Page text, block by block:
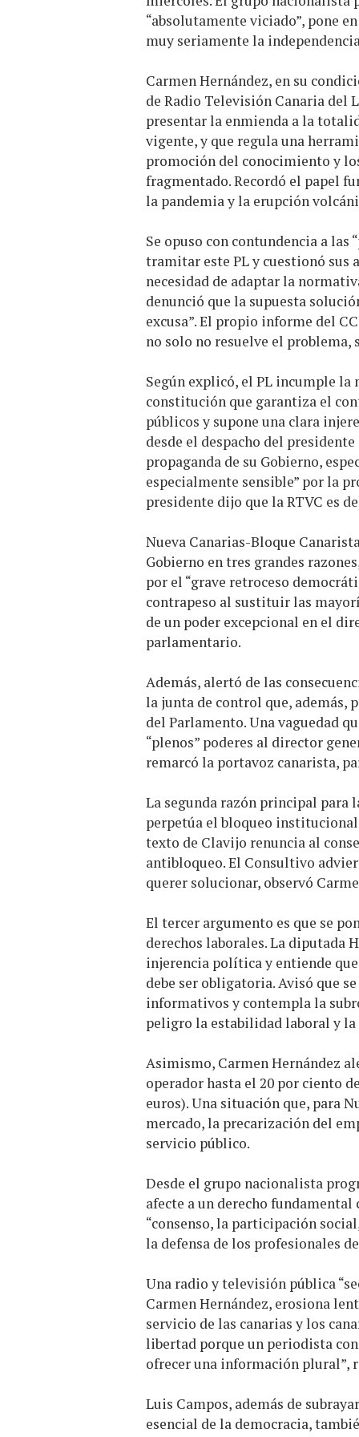
“absolutamente viciado”, pone
muy seriamente la
Carmen Hernández, en su
de Radio Televisión Canaria del
presentar la enmienda a la
vigente, y que regula una
promoción del conocimiento y
fragmentado. Recordó el papel
la pandemia y la erupción
Se opuso con contundencia a las
tramitar este PL y cuestionó sus
necesidad de adaptar la
denunció que la supuesta
excusa”. El propio informe del
no solo no resuelve el problema,
Según explicó, el PL incumple
constitución que garantiza el
públicos y supone una clara
desde el despacho del
propaganda de su Gobierno,
especialmente sensible” por la
presidente dijo que la RTVC es
Nueva Canarias-Bloque
Gobierno en tres grandes
por el “grave retroceso
contrapeso al sustituir las
de un poder excepcional en el
parlamentario.
Además, alertó de las
la junta de control que, además,
del Parlamento. Una vaguedad
“plenos” poderes al director
remarcó la portavoz canarista,
La segunda razón principal para
perpetúa el bloqueo
texto de Clavijo renuncia al
antibloqueo. El Consultivo
querer solucionar, observó
El tercer argumento es que se
derechos laborales. La diputada
injerencia política y entiende
debe ser obligatoria. Avisó que
informativos y contempla la
peligro la estabilidad laboral y
Asimismo, Carmen Hernández
operador hasta el 20 por ciento
euros). Una situación que, para
mercado, la precarización del
servicio público.
Desde el grupo nacionalista
afecte a un derecho
“consenso, la participación
la defensa de los profesionales
Una radio y televisión pública
Carmen Hernández, erosiona
servicio de las canarias y los
libertad porque un periodista
ofrecer una información plural”,
Luis Campos, además de
esencial de la democracia,